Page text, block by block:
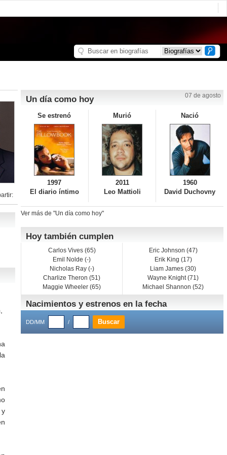
y
Un día como hoy 07 de agosto
Se estrenó
1997
El diario íntimo
Murió
2011
Leo Mattioli
Nació
1960
David Duchovny
Ver más de "Un día como hoy"
Hoy también cumplen
Carlos Vives (65)
Emil Nolde (-)
Nicholas Ray (-)
Charlize Theron (51)
Maggie Wheeler (65)
Eric Johnson (47)
Erik King (17)
Liam James (30)
Wayne Knight (71)
Michael Shannon (52)
Nacimientos y estrenos en la fecha
DD/MM /